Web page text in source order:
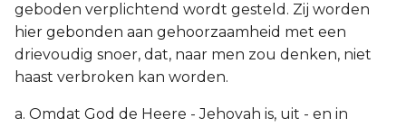
geboden verplichtend wordt gesteld. Zij worden
hier gebonden aan gehoorzaamheid met een
drievoudig snoer, dat, naar men zou denken, niet
haast verbroken kan worden.
a. Omdat God de Heere - Jehovah is, uit - en in